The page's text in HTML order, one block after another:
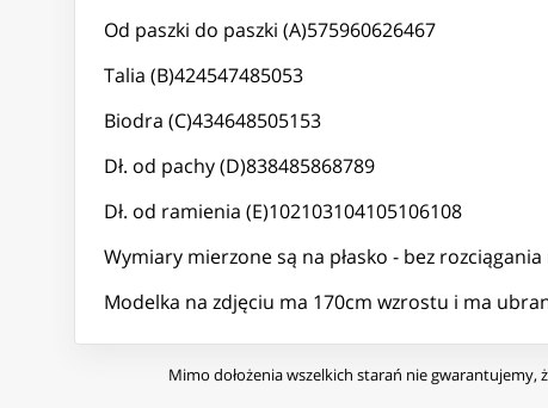
Od paszki do paszki (A)575960626467
Talia (B)424547485053
Biodra (C)434648505153
Dł. od pachy (D)838485868789
Dł. od ramienia (E)102103104105106108
Wymiary mierzone są na płasko - bez
Modelka na zdjęciu ma 170cm wzrostu i ma
Mimo dołożenia wszelkich starań nie